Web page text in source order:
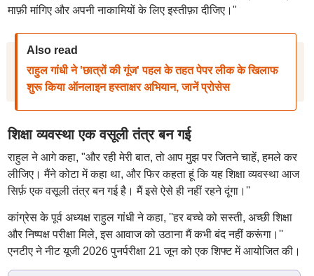
माफ़ी मांगिए और अपनी नाकामियों के लिए इस्तीफ़ा दीजिए।"
Also read
राहुल गांधी ने 'छात्रों की गूंज' पहल के तहत पेपर लीक के खिलाफ
शुरू किया ऑनलाइन हस्ताक्षर अभियान, जानें प्रोसेस
शिक्षा व्यवस्था एक वसूली तंत्र बन गई
राहुल ने आगे कहा, "और रही मेरी बात, तो आप मुझ पर जितने चाहें, हमले कर
लीजिए। मैंने कोटा में कहा था, और फिर कहता हूं कि यह शिक्षा व्यवस्था आज
सिर्फ़ एक वसूली तंत्र बन गई है। मैं इसे ऐसे ही नहीं रहने दूंगा।''
कांग्रेस के पूर्व अध्यक्ष राहुल गांधी ने कहा, ''हर बच्चे को सस्ती, अच्छी शिक्षा
और निष्पक्ष परीक्षा मिले, इस आवाज को उठाना मैं कभी बंद नहीं करूंगा।''
एनटीए ने नीट यूजी 2026 पुनर्परीक्षा 21 जून को एक शिफ्ट में आयोजित की।